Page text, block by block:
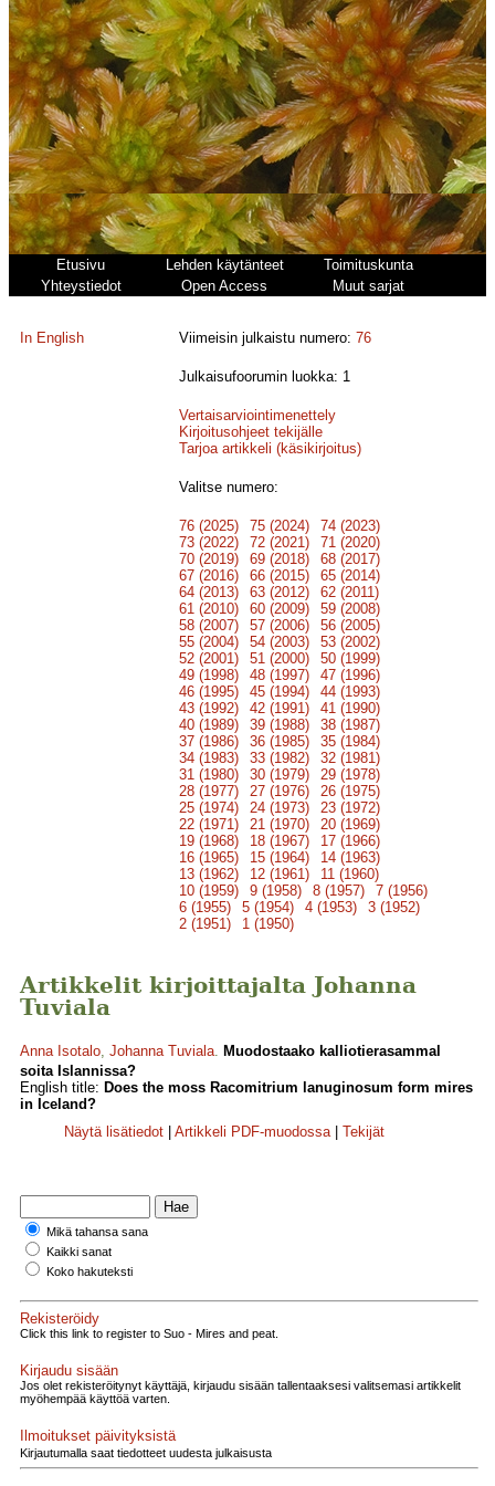
Etusivu Lehden käytänteet
Toimituskunta
Yhteystiedot
Open Access Muut sarjat
In English Viimeisin julkaistu numero:76
Julkaisufoorumin luokka: 1
Vertaisarviointimenettely
Kirjoitusohjeet tekijälle
Tarjoa artikkeli (käsikirjoitus)
Valitse numero:
76 (2025) 75 (2024)
74 (2023)
73 (2022)
72 (2021)
71 (2020)
70 (2019)
69 (2018)
68 (2017)
67 (2016)
66 (2015)
65 (2014)
64 (2013)
63 (2012)
62 (2011)
61 (2010)
60 (2009)
59 (2008)
58 (2007)
57 (2006)
56 (2005)
55 (2004)
54 (2003)
53 (2002)
52 (2001)
51 (2000)
50 (1999)
49 (1998)
48 (1997)
47 (1996)
46 (1995)
45 (1994)
44 (1993)
43 (1992)
42 (1991)
41 (1990)
40 (1989)
39 (1988)
38 (1987)
37 (1986)
36 (1985)
35 (1984)
34 (1983)
33 (1982)
32 (1981)
31 (1980)
30 (1979)
29 (1978)
28 (1977)
27 (1976)
26 (1975)
25 (1974)
24 (1973)
23 (1972)
22 (1971)
21 (1970)
20 (1969)
19 (1968)
18 (1967)
17 (1966)
16 (1965)
15 (1964)
14 (1963)
13 (1962)
12 (1961)
11 (1960)
10 (1959)
9 (1958) 8 (1957)
7 (1956)
6 (1955)
5 (1954) 4 (1953)
3 (1952)
2 (1951)
1 (1950)
Artikkelit kirjoittajalta Johanna
Tuviala
Anna Isotalo, Johanna Tuviala. Muodostaako kalliotierasammal
soita Islannissa?
English title: Does the moss Racomitrium lanuginosum form mires
in Iceland?
Näytä lisätiedot
Artikkeli PDF-muodossa| Tekijät
Mikä tahansa sana
Kaikki sanat
Koko hakuteksti
Rekisteröidy
Click this link to register to Suo - Mires and peat.
Kirjaudu sisään
Jos olet rekisteröitynyt käyttäjä, kirjaudu sisään tallentaaksesi valitsemasi artikkelit
myöhempää käyttöä varten.
Ilmoitukset päivityksistä
Kirjautumalla saat tiedotteet uudesta julkaisusta